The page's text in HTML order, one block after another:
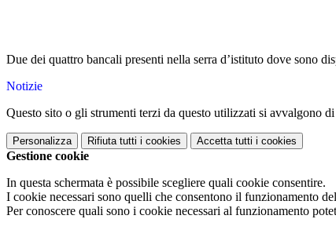
Due dei quattro bancali presenti nella serra d’istituto dove sono
Notizie
Questo sito o gli strumenti terzi da questo utilizzati si avvalgono
Personalizza Rifiuta tutti i cookies Accetta tutti i cookies
Gestione cookie
In questa schermata è possibile scegliere quali cookie consentire.
I cookie necessari sono quelli che consentono il funzionamento
Per conoscere quali sono i cookie necessari al funzionamento